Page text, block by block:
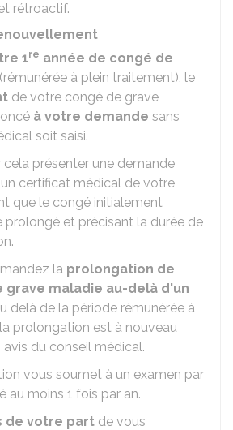
rétroactif.
1re année de congé de
(rémunérée à plein traitement), le
de votre congé de grave
à votre demande sans
soit saisi.
présenter une demande
certificat médical de votre
que le congé initialement
prolongé et précisant la durée de
la prolongation de
maladie au-delà d'un
delà de la période rémunérée à
prolongation est à nouveau
du conseil médical.
vous soumet à un examen par
au moins 1 fois par an.
de votre part de vous